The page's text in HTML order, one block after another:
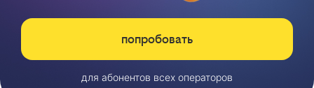
попробовать
для абонентов всех операторов